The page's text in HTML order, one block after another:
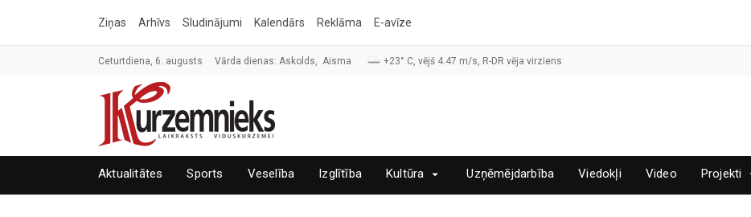
Ziņas Arhīvs Sludinājumi Kalendārs Reklāma E-avīze
Ceturtdiena, 6. augusts Vārda dienas: Askolds, Aisma +23° C, vējš 4.47 m/s, R-DR vēja virziens
Aktualitātes Sports Veselība Izglītība Kultūra Uzņēmējdarbība Viedokļi Video Projekti